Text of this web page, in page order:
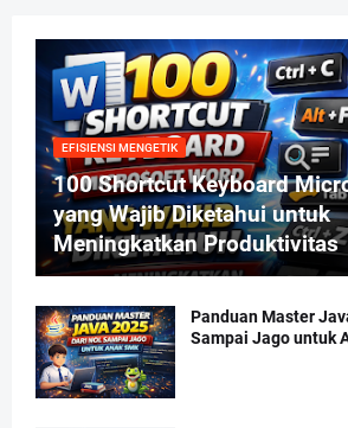
EFISIENSI MENGETIK
100 Shortcut Keyboard
yang Wajib Diketahui untuk
Meningkatkan Produktivitas
Panduan Master
Sampai Jago untuk